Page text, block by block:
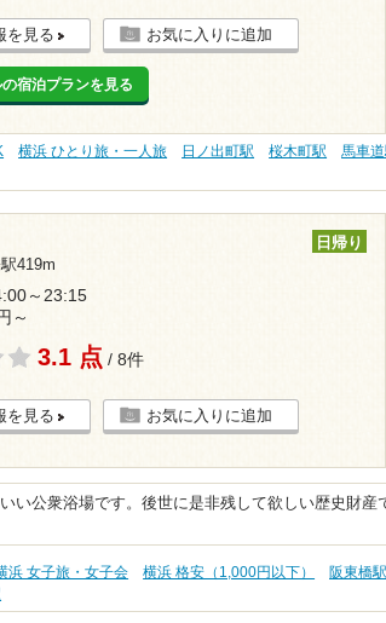
を見る お気に入りに追加
宿泊プランを見る
横浜 ひとり旅・一人旅 日ノ出町駅 桜木町駅
馬車
419m
日帰り
～23:15
～
3.1 点 / 8件
を見る お気に入りに追加
い公衆浴場です。後世に是非残して欲しい歴史財産
浜 女子旅・女子会 横浜 格安（1,000円以下）
阪東橋駅